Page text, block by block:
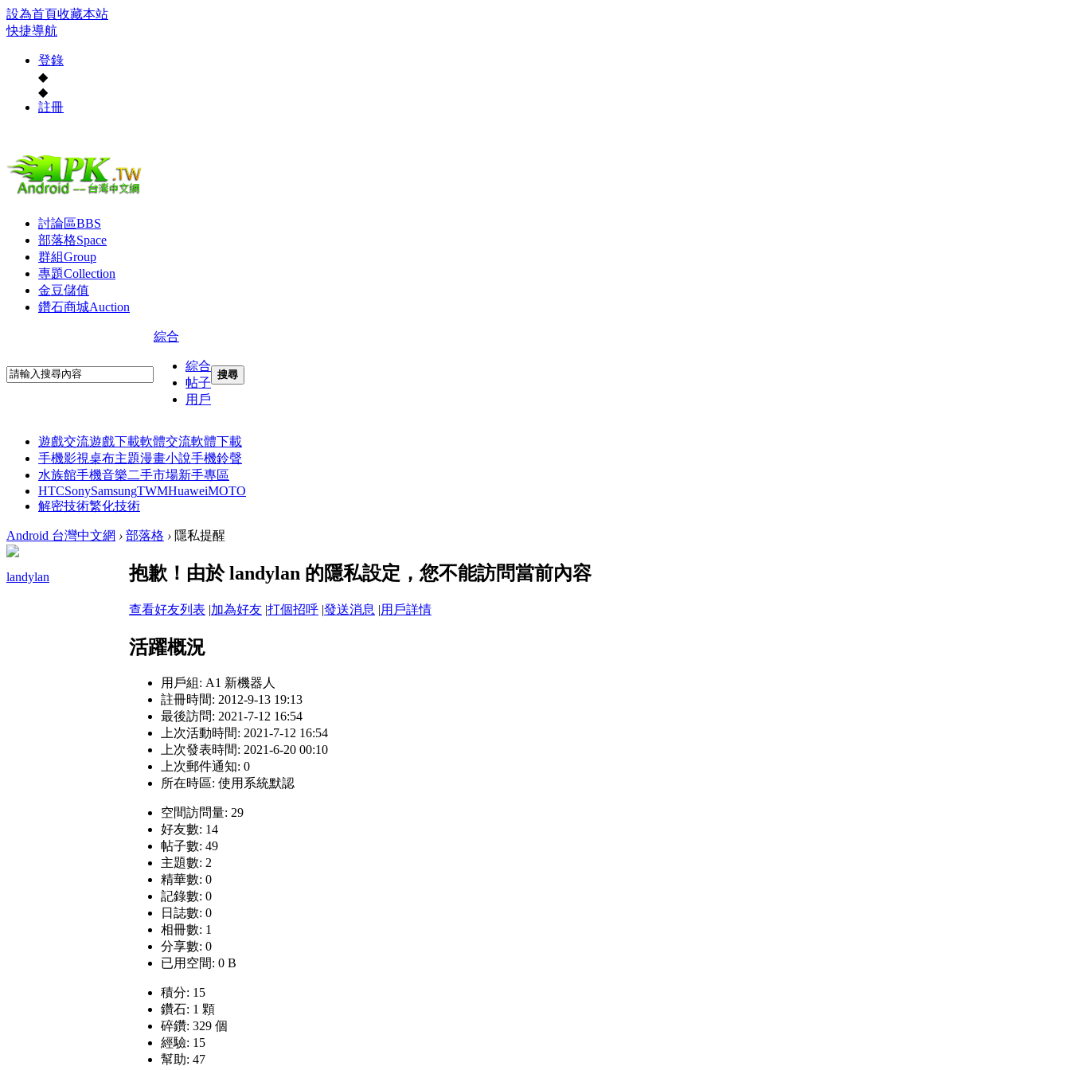
設為首頁收藏本站
快捷導航
登錄
◆
◆
註冊
討論區BBS
部落格Space
群組Group
專題Collection
金豆儲值
鑽石商城Auction
綜合
綜合
帖子
用戶
搜尋
遊戲交流遊戲下載軟體交流軟體下載
手機影視桌布主題漫畫小說手機鈴聲
水族館手機音樂二手市場新手專區
HTCSonySamsungTWMHuaweiMOTO
解密技術繁化技術
Android 台灣中文網 › 部落格 › 隱私提醒
landylan 抱歉！由於 landylan 的隱私設定，您不能訪問當前內容
查看好友列表 |加為好友 |打個招呼 |發送消息 |用戶詳情
活躍概況
用戶組: A1 新機器人
註冊時間: 2012-9-13 19:13
最後訪問: 2021-7-12 16:54
上次活動時間: 2021-7-12 16:54
上次發表時間: 2021-6-20 00:10
上次郵件通知: 0
所在時區: 使用系統默認
空間訪問量: 29
好友數: 14
帖子數: 49
主題數: 2
精華數: 0
記錄數: 0
日誌數: 0
相冊數: 1
分享數: 0
已用空間: 0 B
積分: 15
鑽石: 1 顆
碎鑽: 329 個
經驗: 15
幫助: 47